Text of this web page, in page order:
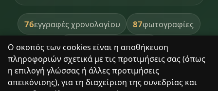
Ο σκοπός των cookies είναι η αποθήκευση
πληροφοριών σχετικά με τις προτιμήσεις σας (όπως
η επιλογή γλώσσας ή άλλες προτιμήσεις
απεικόνισης), για τη διαχείριση της συνεδρίας και
76εγγραφές χρονολογίου 87φωτογραφίες
391βιβλία βιβλιοθήκης
8σημεία κληρονομιάς